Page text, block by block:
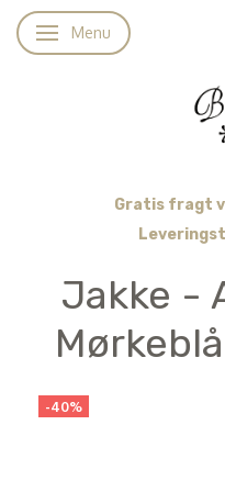
Skifte navigation
Menu
Gratis fragt
Jakke -
-40%